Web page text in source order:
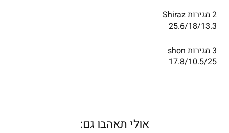
2 מגירות Shiraz
25.6/18/13.3
3 מגירות shon
17.8/10.5/25
אולי תאהבו גם: